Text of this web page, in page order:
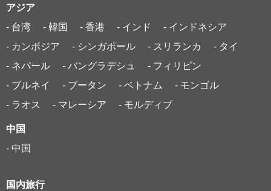
アジア
- 台湾
- 韓国 - 香港 - インド
- インドネシア
- カンボジア
- シンガポール - スリランカ
- タイ
- ネパール
- バングラデシュ
- フィリピン
- ブルネイ
- ブータン - ベトナム
- モンゴル
- ラオス
- マレーシア - モルディブ
中国
- 中国
国内旅行